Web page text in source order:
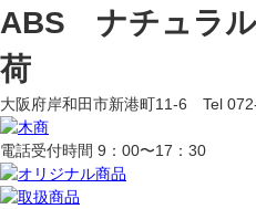
ABS ナチュラ
荷
大阪府岸和田市新港町11-6 Tel
電話受付時間 9：00〜17：30